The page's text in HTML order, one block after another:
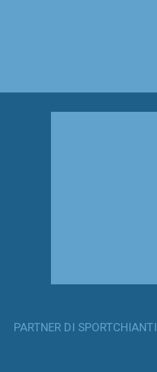
PARTNER DI SPORTCHIANTI